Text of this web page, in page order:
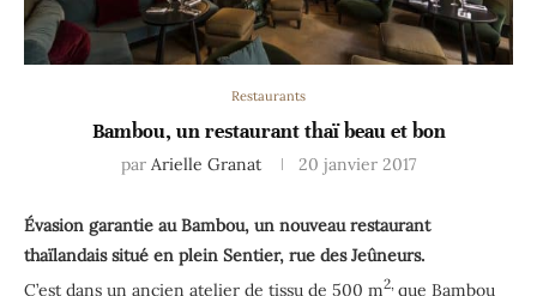
Restaurants
Bambou, un restaurant thaï beau et bon
par Arielle Granat 20 janvier 2017
Évasion garantie au Bambou, un nouveau restaurant
thaïlandais situé en plein Sentier, rue des Jeûneurs.
C’est dans un ancien atelier de tissu de 500 m2, que Bambou